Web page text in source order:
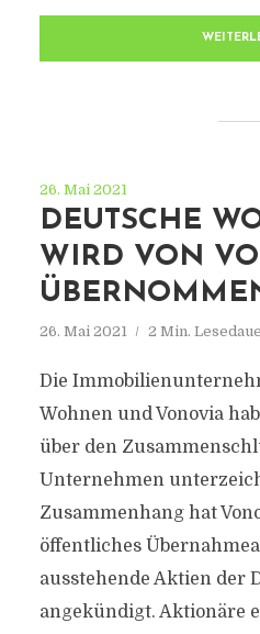
26. Mai 2021
DEUTSCHE
WIRD VON
26. Mai 2021 2 Min.
Die
Wohnen und Vonovia
über den
Unternehmen
Zusammenhang hat
öffentliches
ausstehende Aktien der
angekündigt. Aktionäre